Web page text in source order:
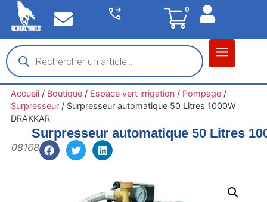
0
Accueil/ Boutique/ Espace vert irrigation/ Pompage/
Surpresseur/ Surpresseur automatique 50 Litres 1000W
DRAKKAR
Surpresseur automatique 50 Litres
08168